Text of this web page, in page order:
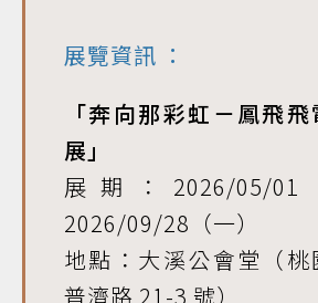
展覽資訊 ：
「奔向那彩虹－鳳飛
展」
展期：2026/05/
2026/09/28（一）
地點：大溪公會堂（桃
普濟路 21-3 號）